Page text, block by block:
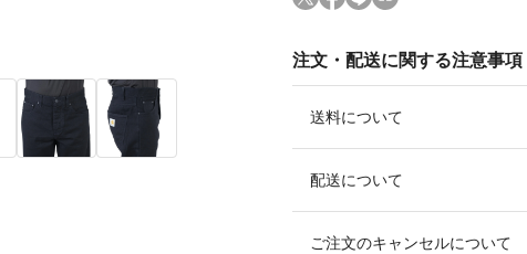
注文・配送に関する注意事項
送料について
配送について
ご注文のキャンセルについて